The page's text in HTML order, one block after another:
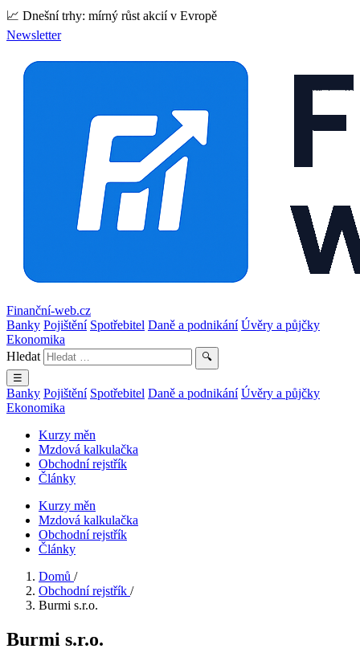
📈 Dnešní trhy: mírný růst akcií v Evropě
Newsletter
Finanční-web.cz
Banky Pojištění Spotřebitel Daně a podnikání Úvěry a půjčky
Ekonomika
Hledat
🔍
☰
Banky Pojištění Spotřebitel Daně a podnikání Úvěry a půjčky
Ekonomika
Kurzy měn
Mzdová kalkulačka
Obchodní rejstřík
Články
Kurzy měn
Mzdová kalkulačka
Obchodní rejstřík
Články
Domů /
Obchodní rejstřík /
Burmi s.r.o.
Burmi s.r.o.